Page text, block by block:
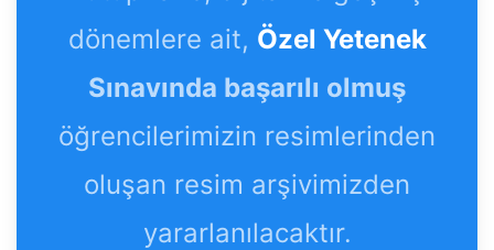
dönemlere ait, Özel Yetenek
Sınavında başarılı olmuş
öğrencilerimizin resimlerinden
oluşan resim arşivimizden
yararlanılacaktır.